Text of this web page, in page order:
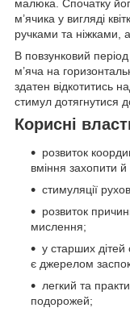
малюка. Спочатку
м’ячика у вигляді
ручками та ніжками,
В повзунковий
м’яча на
здатен відкотитись
стимул дотягнутися
Корисні
розвиток
вміння захопити
стимуляції
розвиток
мислення;
у старших
є джерелом
легкий та
подорожей;